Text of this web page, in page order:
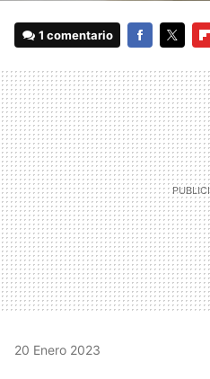
1 comentario
20 Enero 2023